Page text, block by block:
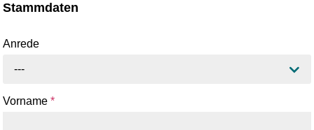
Stammdaten
Anrede
---
Vorname*